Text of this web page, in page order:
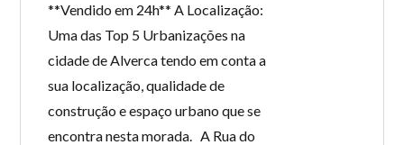
**Vendido em 24h** A Localização:
Uma das Top 5 Urbanizações na
cidade de Alverca tendo em conta a
sua localização, qualidade de
construção e espaço urbano que se
encontra nesta morada. A Rua do